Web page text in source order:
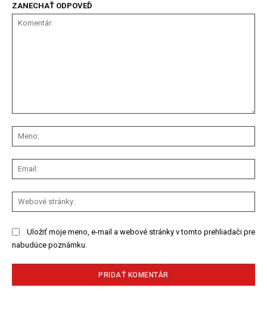
ZANECHAŤ ODPOVEĎ
Uložiť moje meno, e-mail a webové stránky v tomto prehliadači pre
nabudúce poznámku.